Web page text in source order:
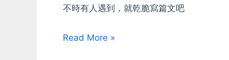
不時有人遇到，就乾脆寫篇文吧
Assetto
Read More »